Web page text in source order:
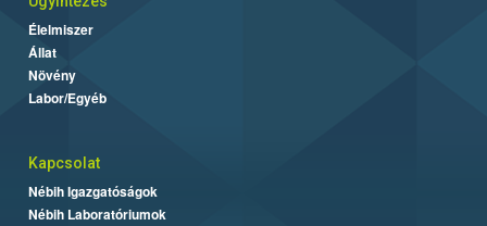
Élelmiszer
Állat
Növény
Labor/Egyéb
Kapcsolat
Nébih Igazgatóságok
Nébih Laboratóriumok